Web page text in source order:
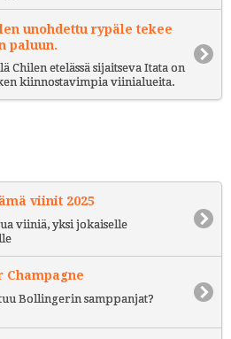
unohdettu rypäle tekee
paluun.
Chilen etelässä sijaitseva Itata on
kiinnostavimpia viinialueita.
viinit 2025
viiniä, yksi jokaiselle
Champagne
Bollingerin samppanjat?